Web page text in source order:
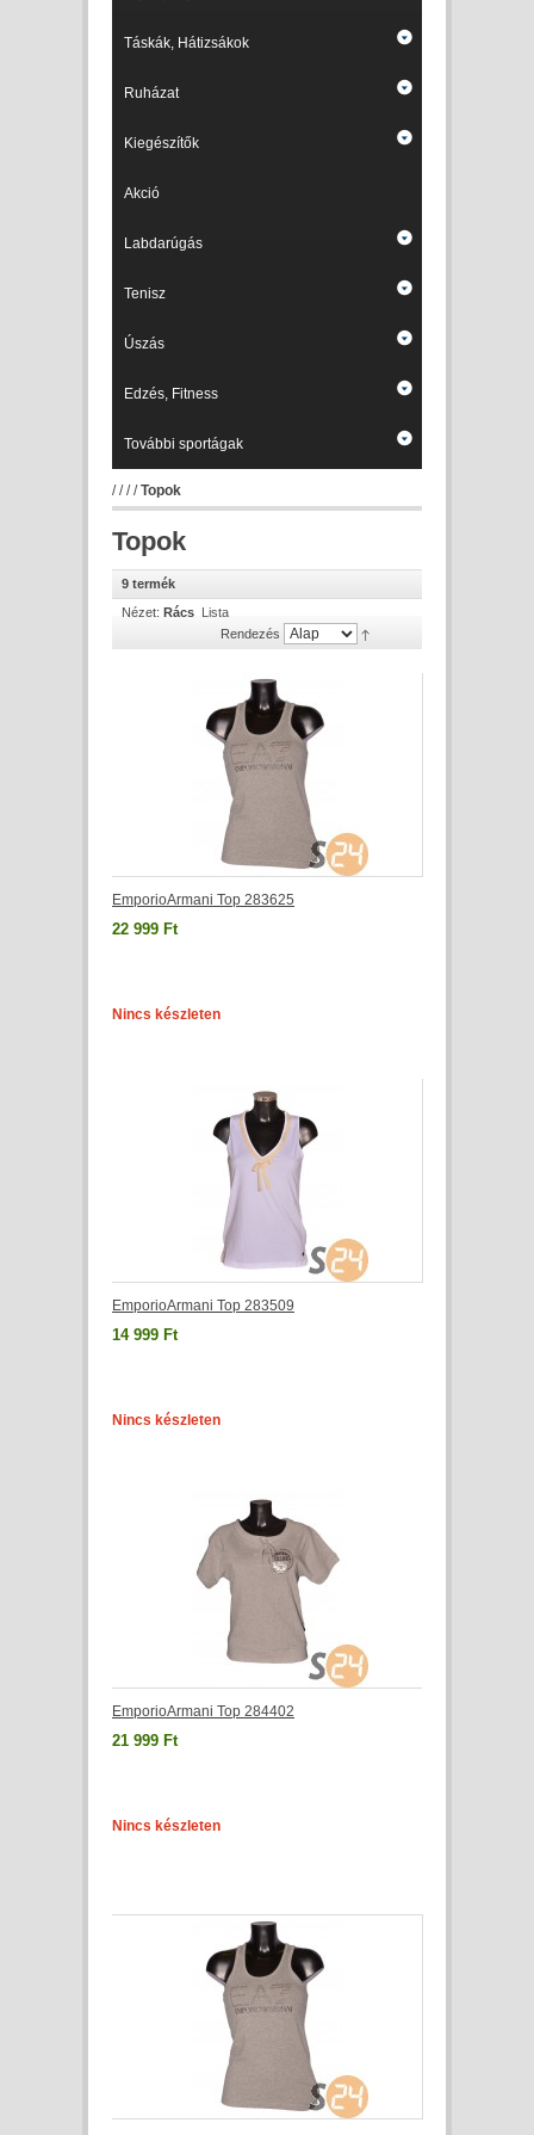
Táskák, Hátizsákok
Ruházat
Kiegészítők
Akció
Labdarúgás
Tenisz
Úszás
Edzés, Fitness
További sportágak
////Topok
Topok
9 termék
Nézet: Rács Lista
Rendezés
EmporioArmani Top 283625
22 999 Ft
Nincs készleten
EmporioArmani Top 283509
14 999 Ft
Nincs készleten
EmporioArmani Top 284402
21 999 Ft
Nincs készleten